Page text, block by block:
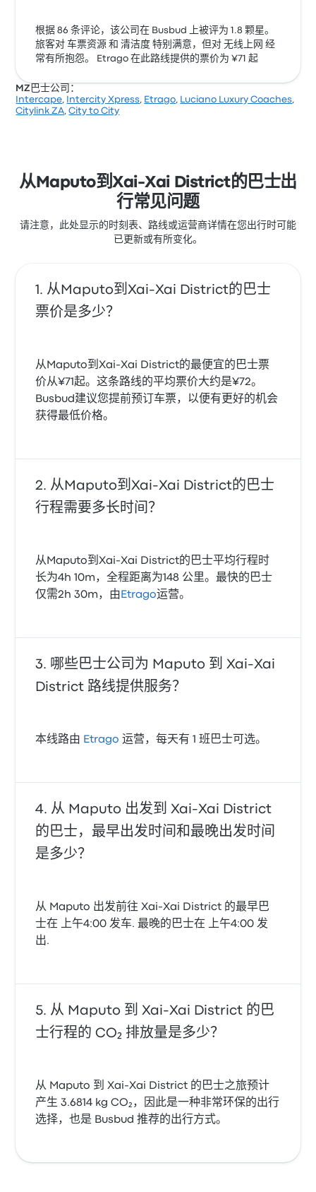
根据 86 条评论，该公司在 Busbud 上被评为 1.8 颗星。
旅客对 车票资源 和 清洁度 特别满意，但对 无线上网 经
常有所抱怨。 Etrago 在此路线提供的票价为 ¥71 起
MZ巴士公司：
Intercape, Intercity Xpress, Etrago, Luciano Luxury Coaches,
Citylink ZA,City to City
从Maputo到Xai-Xai District的巴士出
行常见问题
请注意，此处显示的时刻表、路线或运营商详情在您出行时可能
已更新或有所变化。
从Maputo到Xai-Xai District的巴士
票价是多少？
从Maputo到Xai-Xai District的最便宜的巴士票
价从¥71起。这条路线的平均票价大约是¥72。
Busbud建议您提前预订车票，以便有更好的机会
获得最低价格。
从Maputo到Xai-Xai District的巴士
行程需要多长时间？
从Maputo到Xai-Xai District的巴士平均行程时
长为4h 10m，全程距离为148 公里。最快的巴士
仅需2h 30m，由 Etrago运营。
哪些巴士公司为 Maputo 到 Xai-Xai
District 路线提供服务？
本线路由 Etrago 运营，每天有 1 班巴士可选。
从 Maputo 出发到 Xai-Xai District
的巴士，最早出发时间和最晚出发时间
是多少？
从 Maputo 出发前往 Xai-Xai District 的最早巴
士在 上午4:00 发车. 最晚的巴士在 上午4:00 发
出.
从 Maputo 到 Xai-Xai District 的巴
士行程的 CO₂ 排放量是多少？
从 Maputo 到 Xai-Xai District 的巴士之旅预计
产生 3.6814 kg CO₂，因此是一种非常环保的出行
选择，也是 Busbud 推荐的出行方式。